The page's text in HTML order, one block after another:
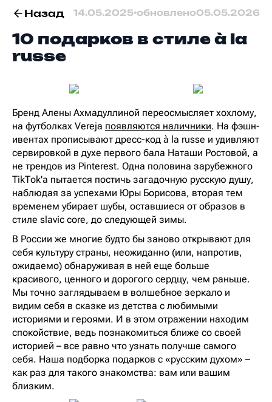
Назад 14.05.2025•обновлено05.05.2026
10 подарков в стиле à la
russe
Бренд Алены Ахмадуллиной переосмысляет хохлому,
на футболках Vereja появляются наличники. На фэшн-
ивентах прописывают дресс-код à la russe и удивляют
сервировкой в духе первого бала Наташи Ростовой, а
не трендов из Pinterest. Одна половина зарубежного
TikTok'а пытается постичь загадочную русскую душу,
наблюдая за успехами Юры Борисова, вторая тем
временем убирает шубы, оставшиеся от образов в
стиле slavic core, до следующей зимы.
В России же многие будто бы заново открывают для
себя культуру страны, неожиданно (или, напротив,
ожидаемо) обнаруживая в ней еще больше
красивого, ценного и дорогого сердцу, чем раньше.
Мы точно заглядываем в волшебное зеркало и
видим себя в сказке из детства с любимыми
историями и героями. И в этом отражении находим
спокойствие, ведь познакомиться ближе со своей
историей – все равно что узнать получше самого
себя. Наша подборка подарков с «русским духом» –
как раз для такого знакомства: вам или вашим
близким.